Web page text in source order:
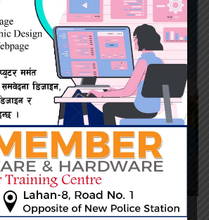
त्याग: वडा कार्यालयका लागि जग्गा दिए